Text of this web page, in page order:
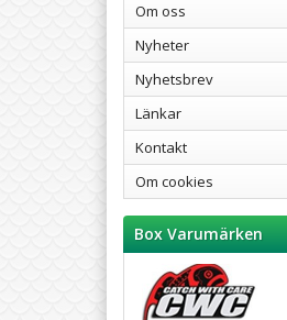
Om oss
Nyheter
Nyhetsbrev
Länkar
Kontakt
Om cookies
Box Varumärken